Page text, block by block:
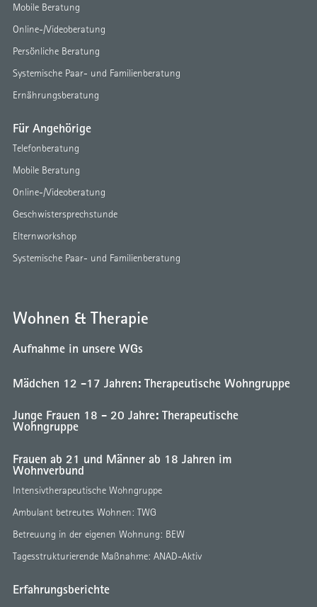
Mobile Beratung
Online-/Videoberatung
Persönliche Beratung
Systemische Paar- und Familienberatung
Ernährungsberatung
Für Angehörige
Telefonberatung
Mobile Beratung
Online-/Videoberatung
Geschwistersprechstunde
Elternworkshop
Systemische Paar- und Familienberatung
Wohnen & Therapie
Aufnahme in unsere WGs
Mädchen 12 -17 Jahren: Therapeutische Wohngruppe
Junge Frauen 18 - 20 Jahre: Therapeutische
Wohngruppe
Frauen ab 21 und Männer ab 18 Jahren im
Wohnverbund
Intensivtherapeutische Wohngruppe
Ambulant betreutes Wohnen: TWG
Betreuung in der eigenen Wohnung: BEW
Tagesstrukturierende Maßnahme: ANAD-Aktiv
Erfahrungsberichte